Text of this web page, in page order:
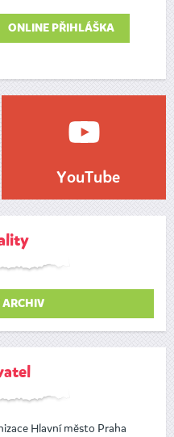
ONLINE PŘIHLÁŠKA
YouTube
ARCHIV
Hlavní město Praha